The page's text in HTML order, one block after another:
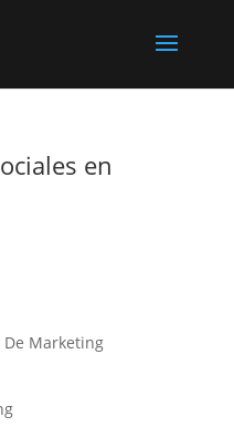
en
De Marketing